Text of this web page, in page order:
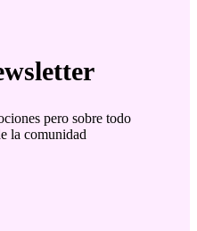
pero sobre todo
la comunidad